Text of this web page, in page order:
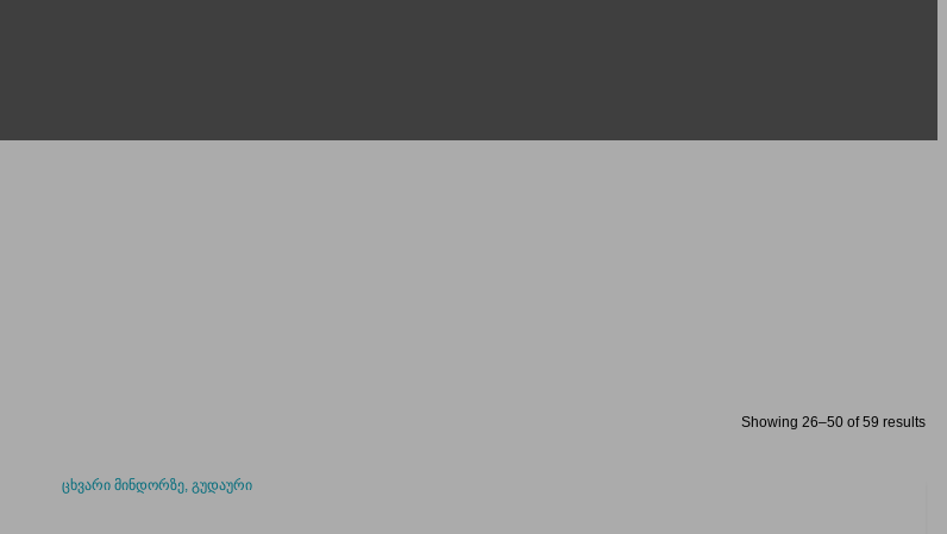
Showing 26–50 of 59 results